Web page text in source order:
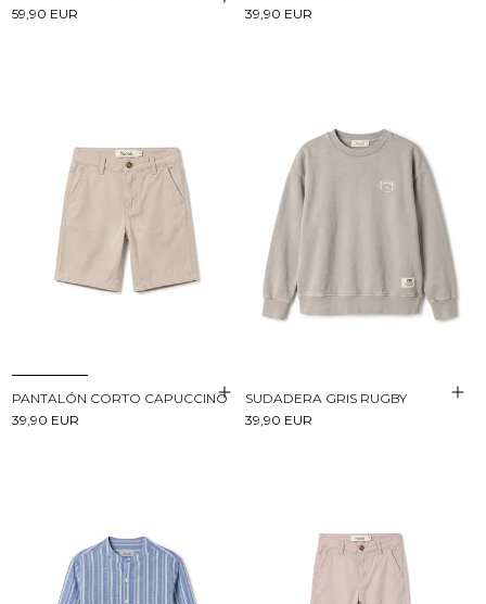
59,90 EUR
39,90 EUR
PANTALÓN CORTO CAPUCCINO
39,90 EUR
SUDADERA GRIS RUGBY
39,90 EUR